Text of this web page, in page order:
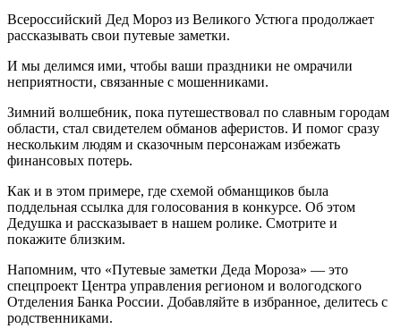
Всероссийский Дед Мороз из Великого Устюга продолжает
рассказывать свои путевые заметки.
И мы делимся ими, чтобы ваши праздники не омрачили
неприятности, связанные с мошенниками.
Зимний волшебник, пока путешествовал по славным городам
области, стал свидетелем обманов аферистов. И помог сразу
нескольким людям и сказочным персонажам избежать
финансовых потерь.
Как и в этом примере, где схемой обманщиков была
поддельная ссылка для голосования в конкурсе. Об этом
Дедушка и рассказывает в нашем ролике. Смотрите и
покажите близким.
Напомним, что «Путевые заметки Деда Мороза» — это
спецпроект Центра управления регионом и вологодского
Отделения Банка России. Добавляйте в избранное, делитесь с
родственниками.